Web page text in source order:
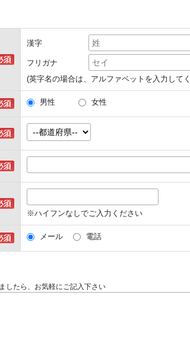
漢字
フリガナ
(英字名の場合は、アルファベットを入力して
男性 女性
※ハイフンなしでご入力ください
メール 電話
したら、お気軽にご記入下さい